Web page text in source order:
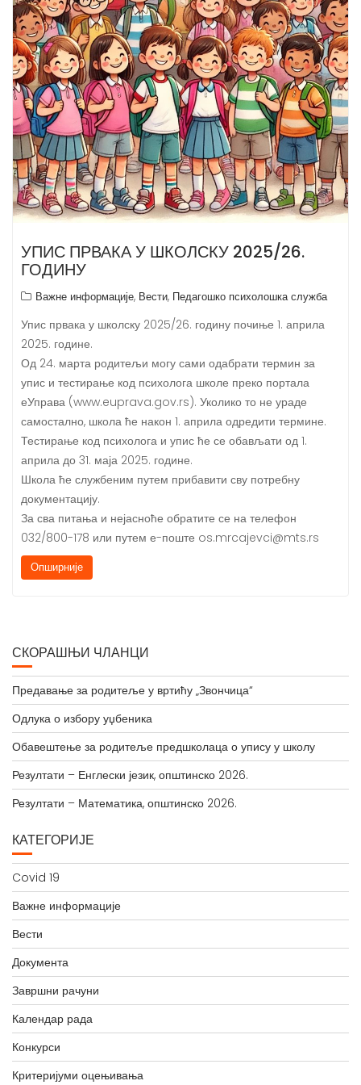
УПИС ПРВАКА У ШКОЛСКУ 2025/26.
ГОДИНУ
Важне информације, Вести, Педагошко психолошка служба
Упис првака у школску 2025/26. годину почиње 1. априла
2025. године.
Од 24. марта родитељи могу сами одабрати термин за
упис и тестирање код психолога школе преко портала
еУправа (www.euprava.gov.rs). Уколико то не ураде
самостално, школа ће након 1. априла одредити термине.
Тестирање код психолога и упис ће се обављати од 1.
априла до 31. маја 2025. године.
Школа ће службеним путем прибавити сву потребну
документацију.
За сва питања и нејасноће обратите се на телефон
032/800-178 или путем е-поште os.mrcajevci@mts.rs
Опширније
СКОРАШЊИ ЧЛАНЦИ
Предавање за родитеље у вртићу „Звончица“
Одлука о избору уџбеника
Обавештење за родитеље предшколаца о упису у школу
Резултати – Енглески језик, општинско 2026.
Резултати – Математика, општинско 2026.
КАТЕГОРИЈЕ
Covid 19
Важне информације
Вести
Документа
Завршни рачуни
Календар рада
Конкурси
Критеријуми оцењивања